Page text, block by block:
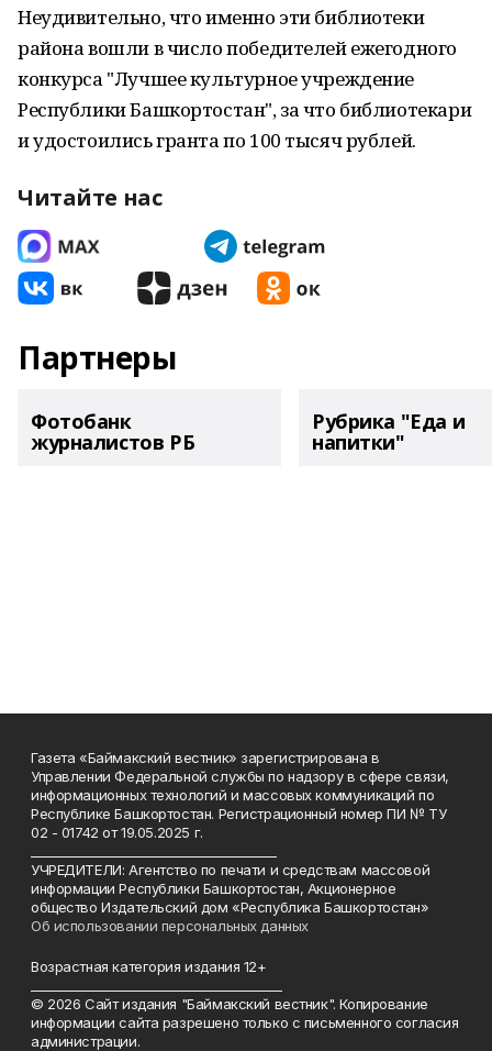
Неудивительно, что именно эти библиотеки
района вошли в число победителей ежегодного
конкурса "Лучшее культурное учреждение
Республики Башкортостан", за что библиотекари
и удостоились гранта по 100 тысяч рублей.
Читайте нас
Партнеры
Фотобанк
журналистов РБ
Рубрика "Еда и
напитки"
Газета «Баймакский вестник» зарегистрирована в
Управлении Федеральной службы по надзору в сфере связи,
информационных технологий и массовых коммуникаций по
Республике Башкортостан. Регистрационный номер ПИ № ТУ
02 - 01742 от 19.05.2025 г.
УЧРЕДИТЕЛИ: Агентство по печати и средствам массовой
информации Республики Башкортостан, Акционерное
общество Издательский дом «Республика Башкортостан»
Об использовании персональных данных
Возрастная категория издания 12+
© 2026 Сайт издания "Баймакский вестник". Копирование
информации сайта разрешено только с письменного согласия
администрации.